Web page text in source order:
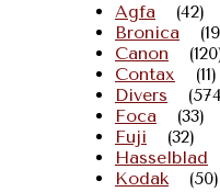
Agfa
(42)
Bronica
Canon
Contax
(11)
Divers
Foca
(33)
Fuji
(32)
Hasselblad
Kodak
(50)